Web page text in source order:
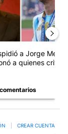
a Jorge Messi
a quienes crit...
CREAR CUENTA